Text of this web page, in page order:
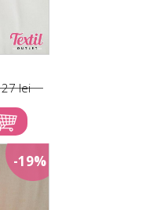
27 lei
-19%